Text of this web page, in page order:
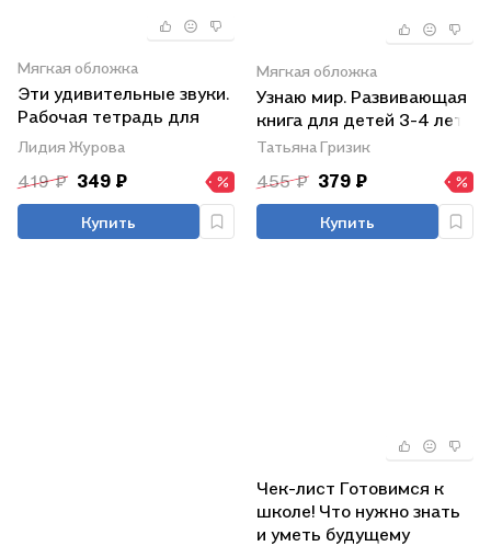
Мягкая обложка
Эти удивительные звуки.
Рабочая тетрадь для
детей 4-5 лет
Лидия Журова
419 ₽ 349 ₽
Купить
Мягкая обложка
Узнаю мир. Развивающая
книга для детей 3-4 лет
Татьяна Гризик
455 ₽ 379 ₽
Купить
Чек-лист Готовимся к
школе! Что нужно знать
и уметь будущему